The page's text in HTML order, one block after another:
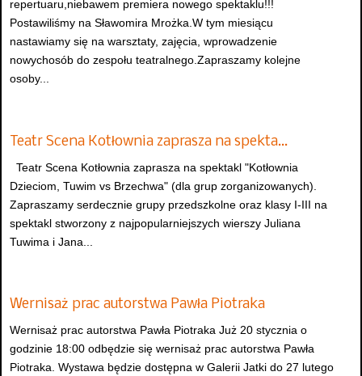
repertuaru,niebawem premiera nowego spektaklu!!!
Postawiliśmy na Sławomira Mrożka.W tym miesiącu
nastawiamy się na warsztaty, zajęcia, wprowadzenie
nowychosób do zespołu teatralnego.Zapraszamy kolejne
osoby...
Teatr Scena Kotłownia zaprasza na spekta…
Teatr Scena Kotłownia zaprasza na spektakl "Kotłownia
Dzieciom, Tuwim vs Brzechwa" (dla grup zorganizowanych).
Zapraszamy serdecznie grupy przedszkolne oraz klasy I-III na
spektakl stworzony z najpopularniejszych wierszy Juliana
Tuwima i Jana...
Wernisaż prac autorstwa Pawła Piotraka
Wernisaż prac autorstwa Pawła Piotraka Już 20 stycznia o
godzinie 18:00 odbędzie się wernisaż prac autorstwa Pawła
Piotraka. Wystawa będzie dostępna w Galerii Jatki do 27 lutego